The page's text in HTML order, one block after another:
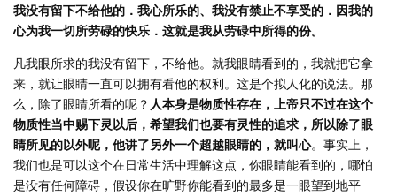
我没有留下不给他的．我心所乐的、我没有禁止不享受的．因我的
心为我一切所劳碌的快乐．这就是我从劳碌中所得的份。
凡我眼所求的我没有留下，不给他。就我眼睛看到的，我就把它拿
来，就让眼睛一直可以拥有看他的权利。这是个拟人化的说法。那
么，除了眼睛所看的呢？ 人本身是物质性存在，上帝只不过在这个
物质性当中赐下灵以后，希望我们也要有灵性的追求，所以除了眼
睛所见的以外呢，他讲了另外一个超越眼睛的，就叫心。事实上，
我们也是可以这个在日常生活中理解这点，你眼睛能看到的，哪怕
是没有任何障碍，假设你在旷野你能看到的最多是一眼望到地平